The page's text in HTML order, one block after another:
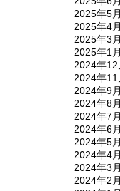
2025年5月
2025年4月
2025年3月
2025年1月
2024年12
2024年11
2024年9月
2024年8月
2024年7月
2024年6月
2024年5月
2024年4月
2024年3月
2024年2月